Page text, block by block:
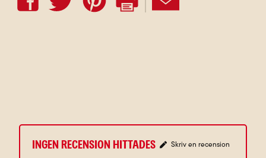
Ingen recension hittades Skriv en recension